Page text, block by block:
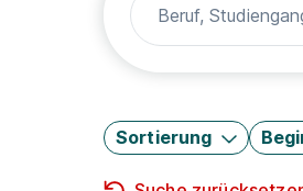
Sortierung